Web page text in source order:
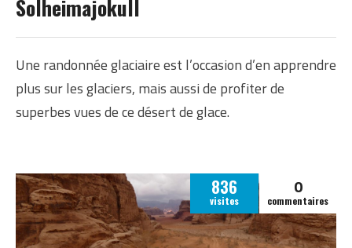
Solheimajokull
Une randonnée glaciaire est l’occasion d’en apprendre
plus sur les glaciers, mais aussi de profiter de
superbes vues de ce désert de glace.
836
visites
0
commentaires